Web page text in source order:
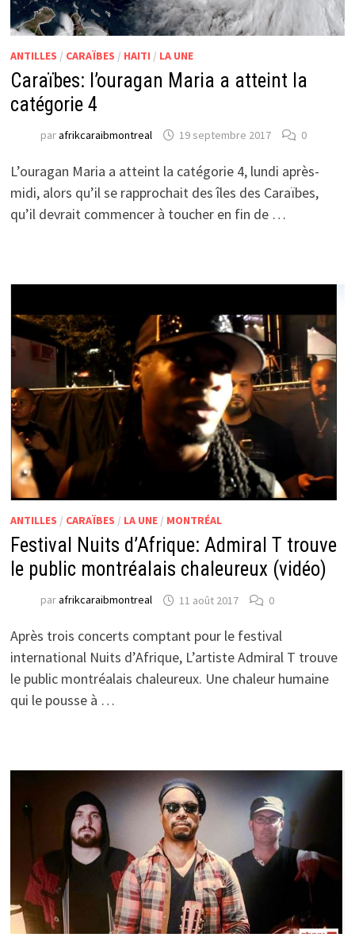
ANTILLES / CARAÏBES / HAITI / LA UNE
Caraïbes: l’ouragan Maria a atteint la
catégorie 4
parafrikcaraibmontreal 19 septembre 2017 0
L’ouragan Maria a atteint la catégorie 4, lundi après-
midi, alors qu’il se rapprochait des îles des Caraïbes,
qu’il devrait commencer à toucher en fin de …
ANTILLES / CARAÏBES / LA UNE/ MONTRÉAL
Festival Nuits d’Afrique: Admiral T trouve
le public montréalais chaleureux (vidéo)
parafrikcaraibmontreal 11 août 2017 0
Après trois concerts comptant pour le festival
international Nuits d’Afrique, L’artiste Admiral T trouve
le public montréalais chaleureux. Une chaleur humaine
qui le pousse à …